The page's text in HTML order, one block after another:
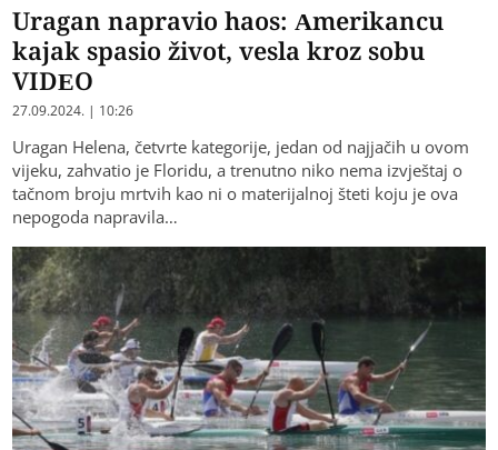
Uragan napravio haos: Amerikancu
kajak spasio život, vesla kroz sobu
VIDEO
27.09.2024. | 10:26
Uragan Helena, četvrte kategorije, jedan od najjačih u ovom
vijeku, zahvatio je Floridu, a trenutno niko nema izvještaj o
tačnom broju mrtvih kao ni o materijalnoj šteti koju je ova
nepogoda napravila…